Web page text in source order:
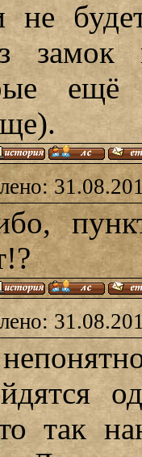
не
замок
ещё
так